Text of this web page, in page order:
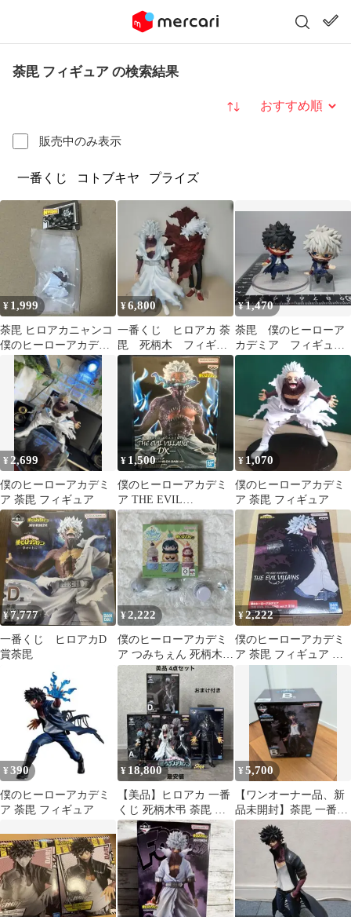
荼毘 フィギュア の検索結果
販売中のみ表示
並び替え
一番くじ コトブキヤ プライズ
¥ 1,999
荼毘 ヒロアカニャンコ
僕のヒーローアカデミ
¥6,800
一番くじ ヒロアカ 荼
毘 死柄木 フィギュ
ア Ｂ賞 C賞
¥1,470
荼毘 僕のヒーローア
カデミア フィギュア2
点セット
¥ 2,699
僕のヒーローアカデミ
ア 荼毘 フィギュア
¥ 1,500
僕のヒーローアカデミ
ア THE EVIL
VILLAINS-DX 荼毘
¥ 1,070
僕のヒーローアカデミ
ア 荼毘 フィギュア
¥7,777
一番くじ ヒロアカD
賞荼毘
¥2,222
僕のヒーローアカデミ
ア つみちぇん 死柄木弔
荼毘
¥2,222
僕のヒーローアカデミ
ア 荼毘 フィギュア 新
品未開封 プライズ品
¥ 390
僕のヒーローアカデミ
ア 荼毘 フィギュア
¥ 18,800
【美品】ヒロアカ 一番
くじ 死柄木弔 荼毘 ト
ゥワイス オールフォー
ワン おまけ
¥5,700
【ワンオーナー品、新
品未開封】荼毘 一番く
じ 僕のヴィランアカデ